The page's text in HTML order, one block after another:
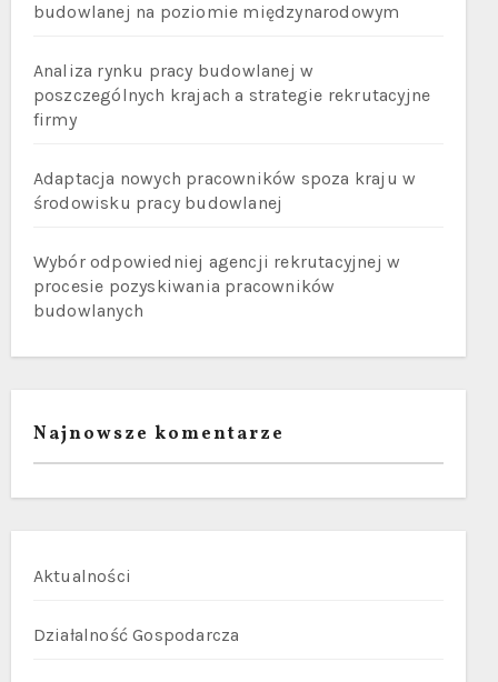
budowlanej na poziomie międzynarodowym
Analiza rynku pracy budowlanej w
poszczególnych krajach a strategie rekrutacyjne
firmy
Adaptacja nowych pracowników spoza kraju w
środowisku pracy budowlanej
Wybór odpowiedniej agencji rekrutacyjnej w
procesie pozyskiwania pracowników
budowlanych
Najnowsze komentarze
Aktualności
Działalność Gospodarcza